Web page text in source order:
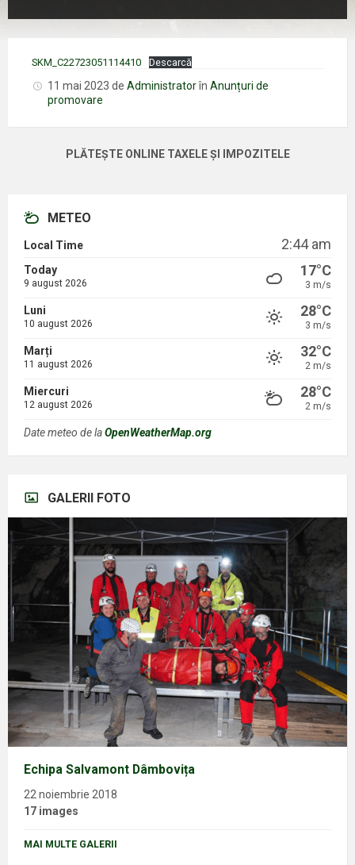
SKM_C22723051114410 Descarcă
11 mai 2023 de Administratorîn Anunțuri de
promovare
PLĂTEȘTE ONLINE TAXELE ȘI IMPOZITELE
METEO
Local Time 2:44 am
Today
9 august 2026
17°C
3 m/s
Luni
10 august 2026
28°C
3 m/s
Marți
11 august 2026
32°C
2 m/s
Miercuri
12 august 2026
28°C
2 m/s
Date meteo de laOpenWeatherMap.org
GALERII FOTO
Echipa Salvamont Dâmbovița
22 noiembrie 2018
17 images
MAI MULTE GALERII